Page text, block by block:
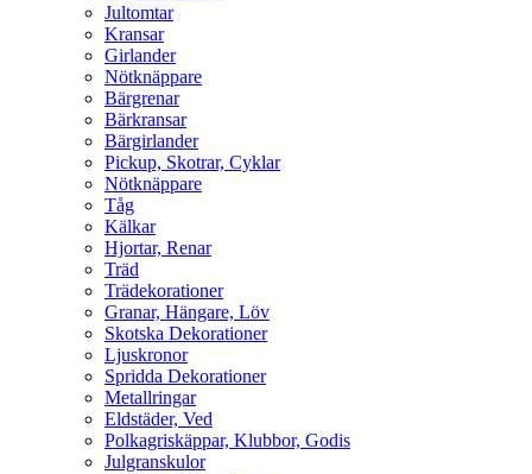
Jultomtar
Kransar
Girlander
Nötknäppare
Bärgrenar
Bärkransar
Bärgirlander
Pickup, Skotrar, Cyklar
Nötknäppare
Tåg
Kälkar
Hjortar, Renar
Träd
Trädekorationer
Granar, Hängare, Löv
Skotska Dekorationer
Ljuskronor
Spridda Dekorationer
Metallringar
Eldstäder, Ved
Polkagriskäppar, Klubbor, Godis
Julgranskulor